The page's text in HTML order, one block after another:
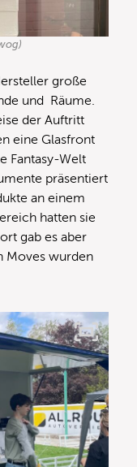
große
und Räume.
der Auftritt
eine Glasfront
Fantasy-Welt
präsentiert
an einem
hatten sie
gab es aber
Moves wurden